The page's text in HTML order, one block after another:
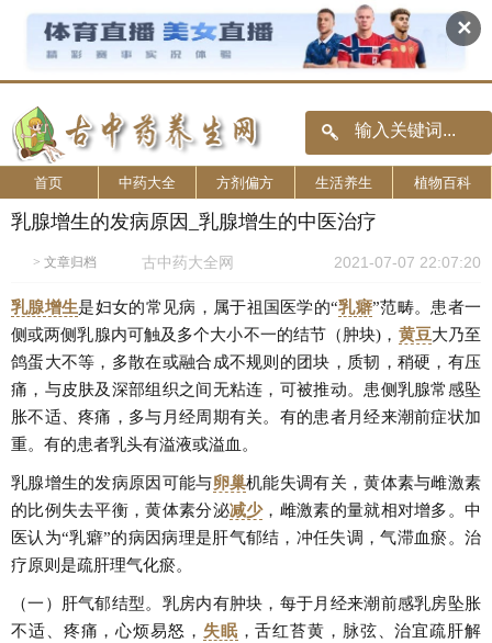
✕
首页 中药大全 方剂偏方 生活养生 植物百科
乳腺增生的发病原因_乳腺增生的中医治疗
> 文章归档 古中药大全网 2021-07-07 22:07:20
乳腺增生是妇女的常见病，属于祖国医学的“乳癖”范畴。患者一
侧或两侧乳腺内可触及多个大小不一的结节（肿块)， 黄豆大乃至
鸽蛋大不等，多散在或融合成不规则的团块，质韧，稍硬，有压
痛，与皮肤及深部组织之间无粘连，可被推动。患侧乳腺常感坠
胀不适、疼痛，多与月经周期有关。有的患者月经来潮前症状加
重。有的患者乳头有溢液或溢血。
乳腺增生的发病原因可能与卵巢机能失调有关，黄体素与雌激素
的比例失去平衡，黄体素分泌减少，雌激素的量就相对增多。中
医认为“乳癖”的病因病理是肝气郁结，冲任失调，气滞血瘀。治
疗原则是疏肝理气化瘀。
（一）肝气郁结型。乳房内有肿块，每于月经来潮前感乳房坠胀
不适、疼痛，心烦易怒， 失眠，舌红苔黄，脉弦、治宜疏肝解